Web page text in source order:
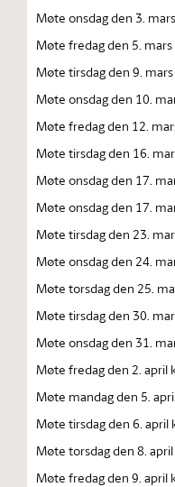
Møte onsdag den 3.
Møte fredag den 5. mars
Møte tirsdag den 9. mars
Møte onsdag den 10.
Møte fredag den 12.
Møte tirsdag den 16.
Møte onsdag den 17.
Møte onsdag den 17.
Møte tirsdag den 23.
Møte onsdag den 24.
Møte torsdag den 25.
Møte tirsdag den 30.
Møte onsdag den 31.
Møte fredag den 2. april
Møte mandag den 5.
Møte tirsdag den 6. april
Møte torsdag den 8. april
Møte fredag den 9. april